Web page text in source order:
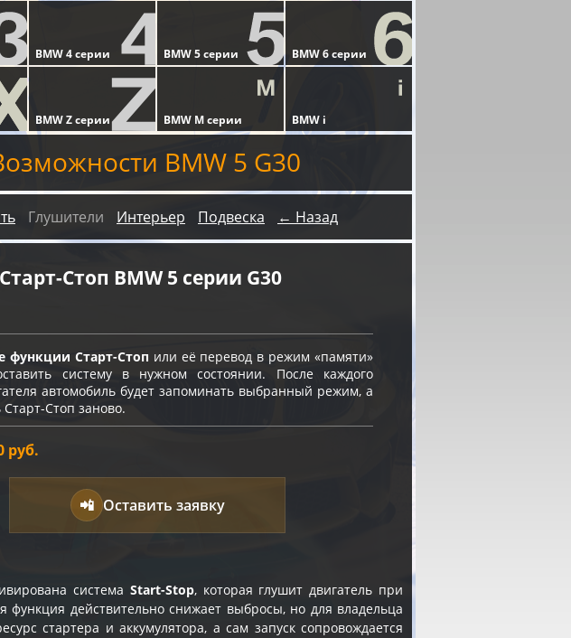
BMW 5 G30
Глушители Интерьер Подвеска ← Назад
Cтоп BMW 5 серии G30
функции Старт-Стоп или её перевод в режим «памяти»
систему в нужном состоянии. После каждого
автомобиль будет запоминать выбранный режим, а
Стоп заново.
руб.
📲 Оставить заявку
система Start-Stop, которая глушит двигатель при
действительно снижает выбросы, но для владельца
стартера и аккумулятора, а сам запуск сопровождается